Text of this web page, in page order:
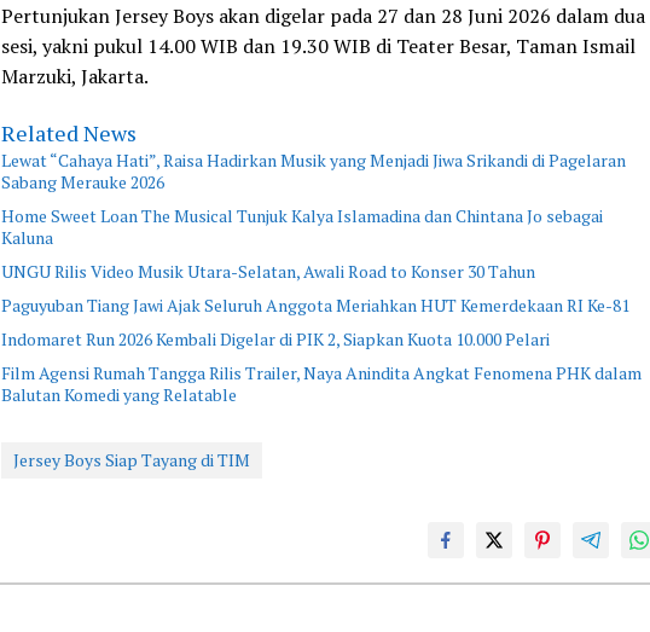
Pertunjukan Jersey Boys akan digelar pada 27 dan 28 Juni 2026 dalam dua
sesi, yakni pukul 14.00 WIB dan 19.30 WIB di Teater Besar, Taman Ismail
Marzuki, Jakarta.
Related News
Lewat “Cahaya Hati”, Raisa Hadirkan Musik yang Menjadi Jiwa Srikandi di Pagelaran
Sabang Merauke 2026
Home Sweet Loan The Musical Tunjuk Kalya Islamadina dan Chintana Jo sebagai
Kaluna
UNGU Rilis Video Musik Utara-Selatan, Awali Road to Konser 30 Tahun
Paguyuban Tiang Jawi Ajak Seluruh Anggota Meriahkan HUT Kemerdekaan RI Ke-81
Indomaret Run 2026 Kembali Digelar di PIK 2, Siapkan Kuota 10.000 Pelari
Film Agensi Rumah Tangga Rilis Trailer, Naya Anindita Angkat Fenomena PHK dalam
Balutan Komedi yang Relatable
Jersey Boys Siap Tayang di TIM